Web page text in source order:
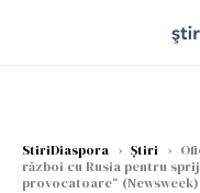
StiriDiaspora › Știri ›
război cu Rusia pentru
provocatoare“ (Newsweek)